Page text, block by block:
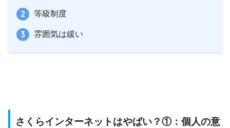
等級制度
雰囲気は緩い
さくらインターネットはやばい？①：個人の意